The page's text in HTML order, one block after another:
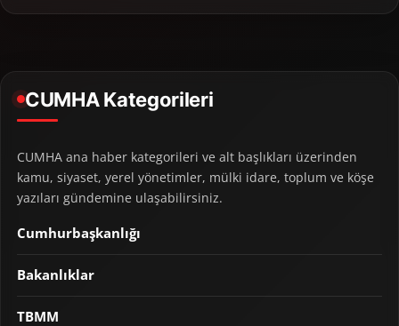
CUMHA Kategorileri
CUMHA ana haber kategorileri ve alt başlıkları üzerinden
kamu, siyaset, yerel yönetimler, mülki idare, toplum ve köşe
yazıları gündemine ulaşabilirsiniz.
Cumhurbaşkanlığı
Bakanlıklar
TBMM